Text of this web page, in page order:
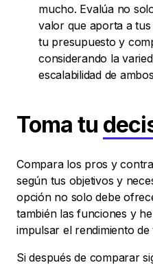
mucho. Evalúa no
valor que aporta a tus
tu presupuesto y
considerando la
escalabilidad de
Toma tu
Compara los pros y
según tus objetivos y
opción no solo debe
también las funciones y
impulsar el rendimiento
Si después de comparar